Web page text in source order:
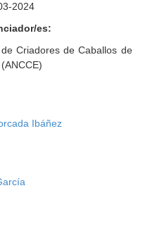
2024
es:
Criadores de Caballos de
Ibáñez